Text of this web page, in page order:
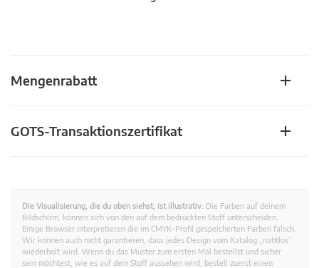
Mengenrabatt
GOTS-Transaktionszertifikat
Die Visualisierung, die du oben siehst, ist illustrativ. Die Farben auf deinem
Bildschirm, können sich von den auf dem bedruckten Stoff unterscheiden.
Einige Browser interpretieren die im CMYK-Profil gespeicherten Farben falsch.
Wir können auch nicht garantieren, dass jedes Design vom Katalog „nahtlos”
wiederholt wird. Wenn du das Muster zum ersten Mal bestellst und sicher
sein möchtest, wie es auf dem Stoff aussehen wird, bestell zuerst einen